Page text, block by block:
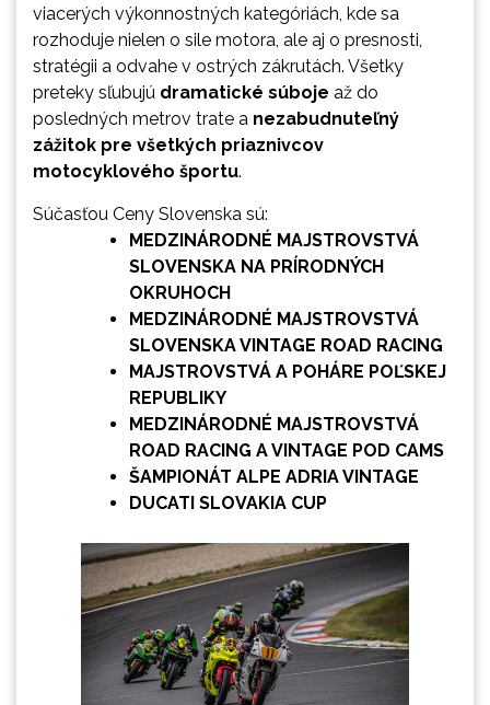
viacerých výkonnostných kategóriách, kde sa
rozhoduje nielen o sile motora, ale aj o presnosti,
stratégii a odvahe v ostrých zákrutách. Všetky
preteky sľubujú dramatické súboje až do
posledných metrov trate a nezabudnuteľný
zážitok pre všetkých priaznivcov
motocyklového športu.
Súčasťou Ceny Slovenska sú:
MEDZINÁRODNÉ MAJSTROVSTVÁ
SLOVENSKA NA PRÍRODNÝCH
OKRUHOCH
MEDZINÁRODNÉ MAJSTROVSTVÁ
SLOVENSKA VINTAGE ROAD RACING
MAJSTROVSTVÁ A POHÁRE POĽSKEJ
REPUBLIKY
MEDZINÁRODNÉ MAJSTROVSTVÁ
ROAD RACING A VINTAGE POD CAMS
ŠAMPIONÁT ALPE ADRIA VINTAGE
DUCATI SLOVAKIA CUP